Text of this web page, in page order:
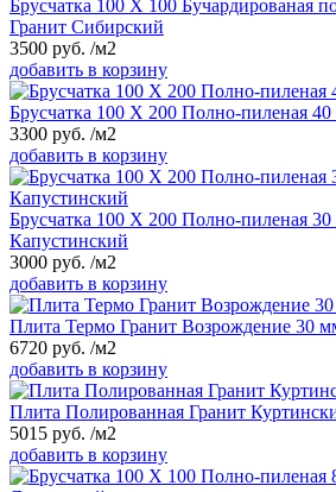
Брусчатка 100 Х 100 Бучардированая
Гранит Сибирский
3500 руб. /м2
добавить в корзину
Брусчатка 100 Х 200 Полно-пиленая
3300 руб. /м2
добавить в корзину
Брусчатка 100 Х 200 Полно-пиленая
Капустинский
3000 руб. /м2
добавить в корзину
Плита Термо Гранит Возрождение 30
6720 руб. /м2
добавить в корзину
Плита Полированная Гранит
5015 руб. /м2
добавить в корзину